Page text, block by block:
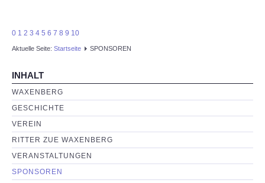
0 1 2 3 4 5 6 7 8 9 10
Aktuelle Seite: Startseite SPONSOREN
INHALT
WAXENBERG
GESCHICHTE
VEREIN
RITTER ZUE WAXENBERG
VERANSTALTUNGEN
SPONSOREN